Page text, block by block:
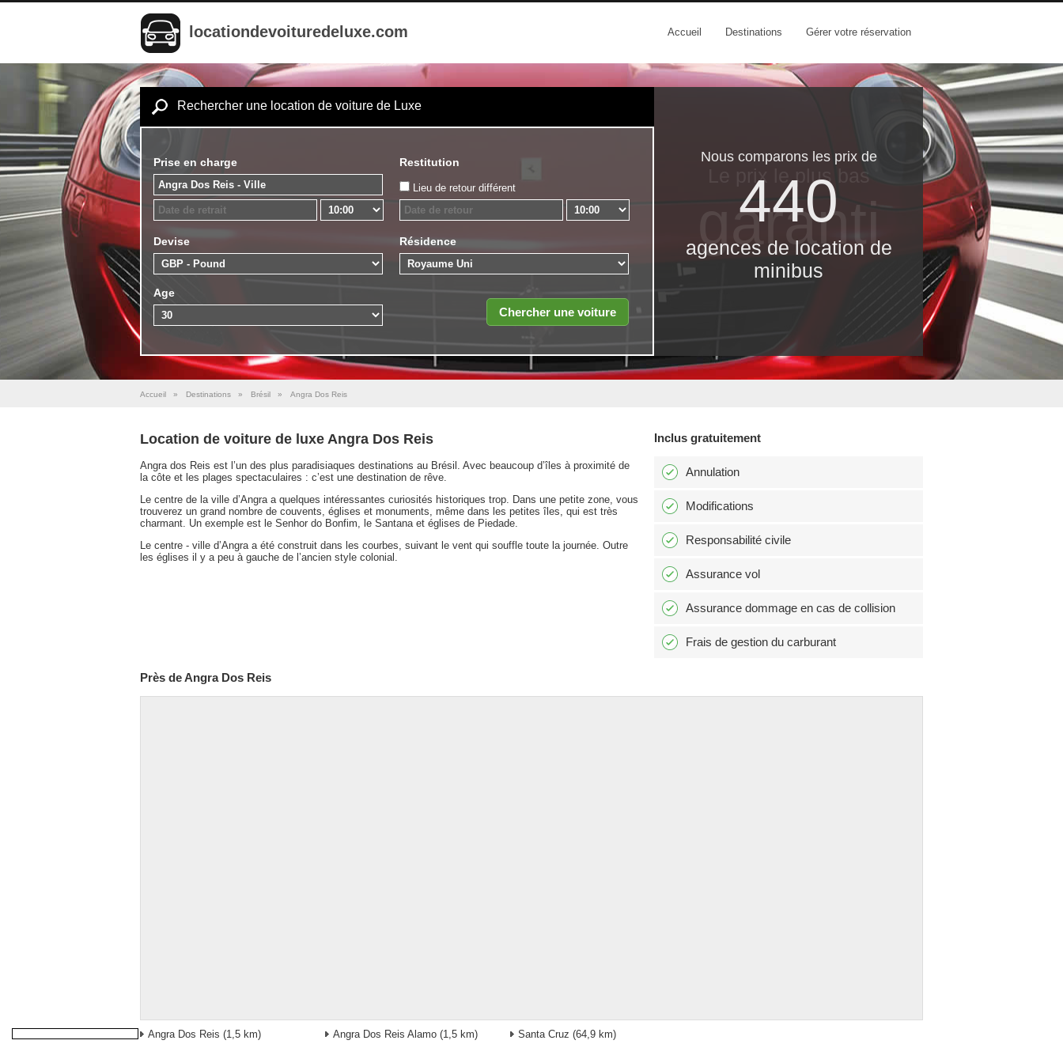
locationdevoituredeluxe.com Accueil Destinations Gérer votre réservation
Rechercher une location de voiture de Luxe
Prise en charge Restitution
Lieu de retour différent
Devise Résidence
Age
Nous comparons les prix de
440
agences de location de
minibus
Le prix le​ plus bas
garanti
Accueil » Destinations » Brésil » Angra Dos Reis
Location de voiture de luxe Angra Dos Reis
Angra dos Reis est l’un des plus paradisiaques destinations au Brésil. Avec beaucoup d’îles à proximité de
la côte et les plages spectaculaires : c’est une destination de rêve.
Le centre de la ville d’Angra a quelques intéressantes curiosités historiques trop. Dans une petite zone, vous
trouverez un grand nombre de couvents, églises et monuments, même dans les petites îles, qui est très
charmant. Un exemple est le Senhor do Bonfim, le Santana et églises de Piedade.
Le centre - ville d’Angra a été construit dans les courbes, suivant le vent qui souffle toute la journée. Outre
les églises il y a peu à gauche de l’ancien style colonial.
Inclus gratuitement
Annulation
Modifications
Responsabilité civile
Assurance vol
Assurance dommage en cas de collision
Frais de gestion du carburant
Près de Angra Dos Reis
Angra Dos Reis (1,5 km) Angra Dos Reis Alamo (1,5 km) Santa Cruz (64,9 km)